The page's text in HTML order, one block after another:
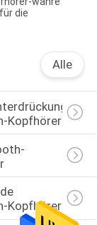
die
Alle
Kopfhörer
Kopfhörer